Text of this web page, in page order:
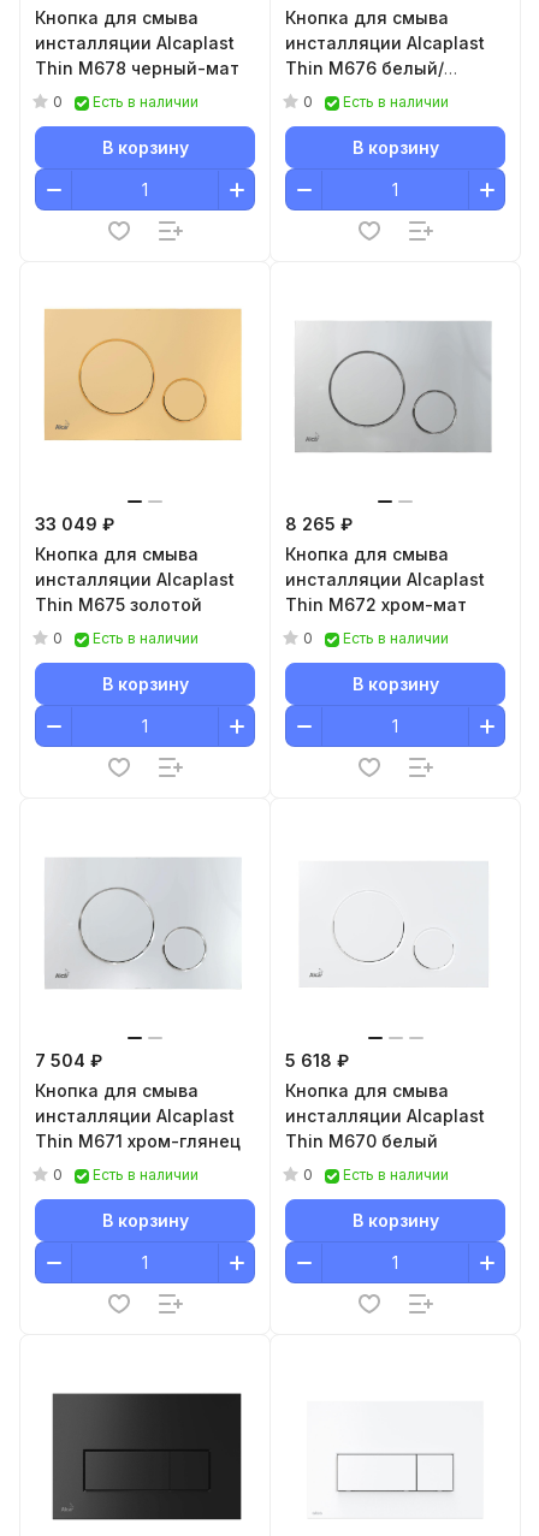
Кнопка для смыва
инсталляции Alcaplast
Thin M678 черный-мат
0 Есть в наличии
В корзину
Кнопка для смыва
инсталляции Alcaplast
Thin M676 белый/
матовый
0 Есть в наличии
В корзину
33 049 ₽
Кнопка для смыва
инсталляции Alcaplast
Thin M675 золотой
0 Есть в наличии
В корзину
8 265 ₽
Кнопка для смыва
инсталляции Alcaplast
Thin M672 хром-мат
0 Есть в наличии
В корзину
7 504 ₽
Кнопка для смыва
инсталляции Alcaplast
Thin M671 хром-глянец
0 Есть в наличии
В корзину
5 618 ₽
Кнопка для смыва
инсталляции Alcaplast
Thin M670 белый
0 Есть в наличии
В корзину